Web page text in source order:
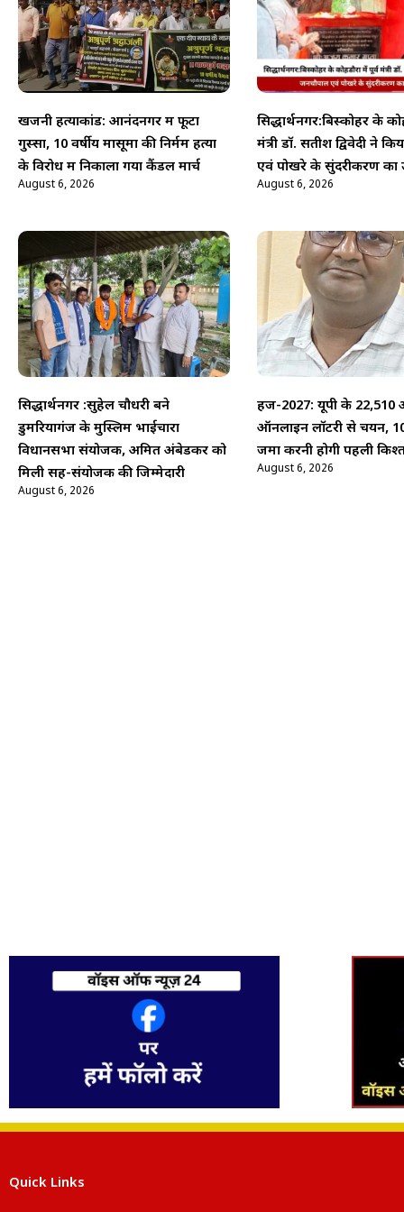
खजनी हत्याकांड: आनंदनगर में फूटा
गुस्सा, 10 वर्षीय मासूमों की निर्मम हत्या
के विरोध में निकाला गया कैंडल मार्च
August 6, 2026
सिद्धार्थनगर:बिस्कोहर के
मंत्री डॉ. सतीश द्विवेदी ने
एवं पोखरे के सुंदरीकरण का
August 6, 2026
सिद्धार्थनगर :सुहेल चौधरी बने
डुमरियागंज के मुस्लिम भाईचारा
विधानसभा संयोजक, अमित अंबेडकर को
मिली सह-संयोजक की जिम्मेदारी
August 6, 2026
हज-2027: यूपी के 22,510
ऑनलाइन लॉटरी से चयन,
जमा करनी होगी पहली
August 6, 2026
Quick Links